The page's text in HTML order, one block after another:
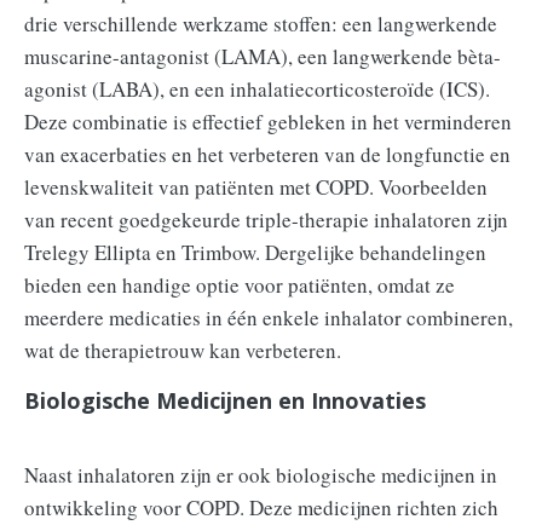
drie verschillende werkzame stoffen: een langwerkende
muscarine-antagonist (LAMA), een langwerkende bèta-
agonist (LABA), en een inhalatiecorticosteroïde (ICS).
Deze combinatie is effectief gebleken in het verminderen
van exacerbaties en het verbeteren van de longfunctie en
levenskwaliteit van patiënten met COPD. Voorbeelden
van recent goedgekeurde triple-therapie inhalatoren zijn
Trelegy Ellipta en Trimbow. Dergelijke behandelingen
bieden een handige optie voor patiënten, omdat ze
meerdere medicaties in één enkele inhalator combineren,
wat de therapietrouw kan verbeteren.
Biologische Medicijnen en Innovaties
Naast inhalatoren zijn er ook biologische medicijnen in
ontwikkeling voor COPD. Deze medicijnen richten zich